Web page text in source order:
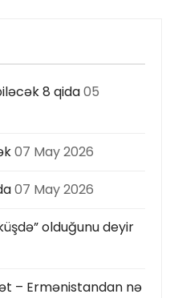
8 qida05
07 May 2026
07 May 2026
olduğunu deyir
– Ermənistandan nə